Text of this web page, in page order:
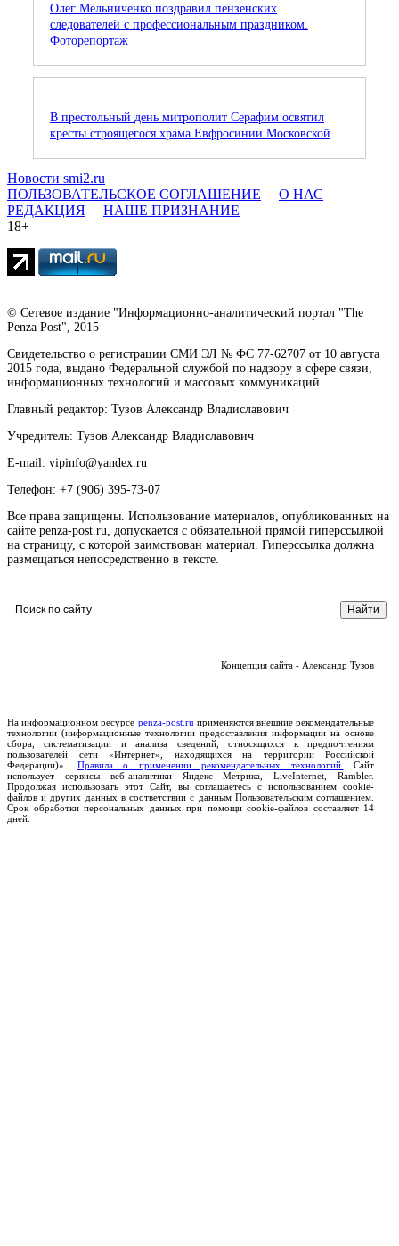
Олег Мельниченко поздравил пензенских
следователей с профессиональным праздником.
Фоторепортаж
В престольный день митрополит Серафим освятил
кресты строящегося храма Евфросинии Московской
Новости smi2.ru
ПОЛЬЗОВАТЕЛЬСКОЕ СОГЛАШЕНИЕ
О НАС
РЕДАКЦИЯ
НАШЕ ПРИЗНАНИЕ
18+
© Сетевое издание "Информационно-аналитический портал "The
Penza Post", 2015
Свидетельство о регистрации СМИ ЭЛ № ФС 77-62707 от 10 августа
2015 года, выдано Федеральной службой по надзору в сфере связи,
информационных технологий и массовых коммуникаций.
Главный редактор: Тузов Александр Владиславович
Учредитель: Тузов Александр Владиславович
E-mail: vipinfo@yandex.ru
Телефон: +7 (906) 395-73-07
Все права защищены. Использование материалов, опубликованных на
сайте penza-post.ru, допускается с обязательной прямой гиперссылкой
на страницу, с которой заимствован материал. Гиперссылка должна
размещаться непосредственно в тексте.
Концепция сайта - Александр Тузов
На информационном ресурсе penza-post.ru применяются внешние рекомендательные
технологии (информационные технологии предоставления информации на основе
сбора, систематизации и анализа сведений, относящихся к предпочтениям
пользователей сети «Интернет», находящихся на территории Российской
Федерации)». Правила о применении рекомендательных технологий.
Сайт
использует сервисы веб-аналитики Яндекс Метрика, LiveInternet, Rambler.
Продолжая использовать этот Сайт, вы соглашаетесь с использованием cookie-
файлов и других данных в соответствии с данным Пользовательским соглашением.
Срок обработки персональных данных при помощи cookie-файлов составляет 14
дней.